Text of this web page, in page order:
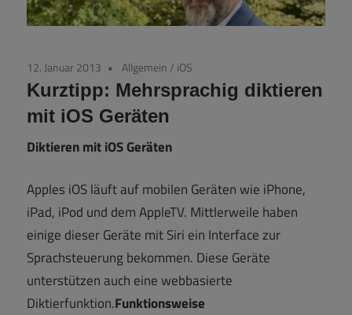
12. Januar 2013 Allgemein/ iOS
Kurztipp: Mehrsprachig diktieren
mit iOS Geräten
Diktieren mit iOS Geräten
Apples iOS läuft auf mobilen Geräten wie iPhone,
iPad, iPod und dem AppleTV. Mittlerweile haben
einige dieser Geräte mit Siri ein Interface zur
Sprachsteuerung bekommen. Diese Geräte
unterstützen auch eine webbasierte
Diktierfunktion.Funktionsweise